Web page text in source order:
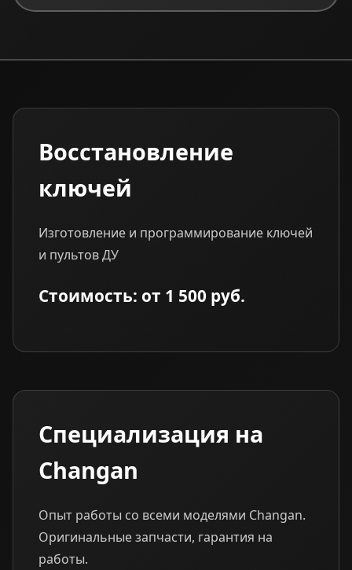
Восстановление
ключей
Изготовление и программирование ключей
и пультов ДУ
Стоимость: от 1 500 руб.
Специализация на
Changan
Опыт работы со всеми моделями Changan.
Оригинальные запчасти, гарантия на
работы.